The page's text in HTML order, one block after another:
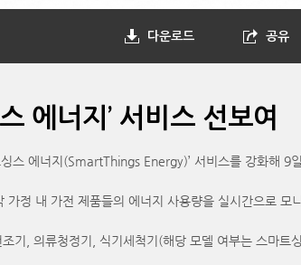
다운로드 공유
에너지’ 서비스 선보여
스 에너지(SmartThings Energy)’ 서비스를 강화해 9
정 내 가전 제품들의 에너지 사용량을 실시간으로
, 의류청정기, 식기세척기(해당 모델 여부는 스마트